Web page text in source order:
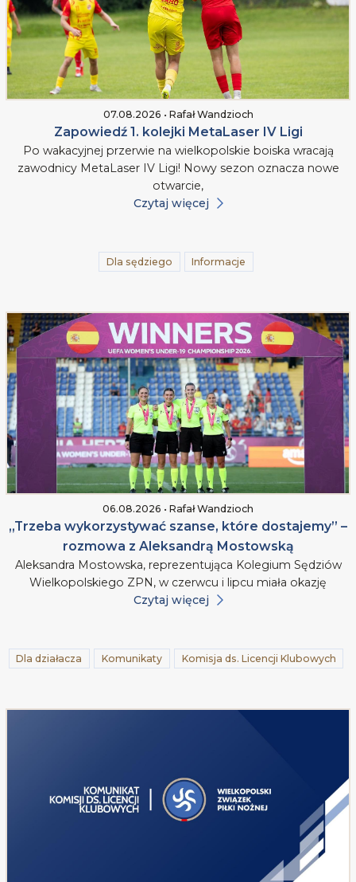
07.08.2026 • Rafał Wandzioch
Zapowiedź 1. kolejki MetaLaser IV Ligi
Po wakacyjnej przerwie na wielkopolskie boiska wracają
zawodnicy MetaLaser IV Ligi! Nowy sezon oznacza nowe
otwarcie,
Czytaj więcej
Dla sędziego Informacje
06.08.2026 • Rafał Wandzioch
„Trzeba wykorzystywać szanse, które dostajemy” –
rozmowa z Aleksandrą Mostowską
Aleksandra Mostowska, reprezentująca Kolegium Sędziów
Wielkopolskiego ZPN, w czerwcu i lipcu miała okazję
Czytaj więcej
Dla działacza Komunikaty Komisja ds. Licencji Klubowych